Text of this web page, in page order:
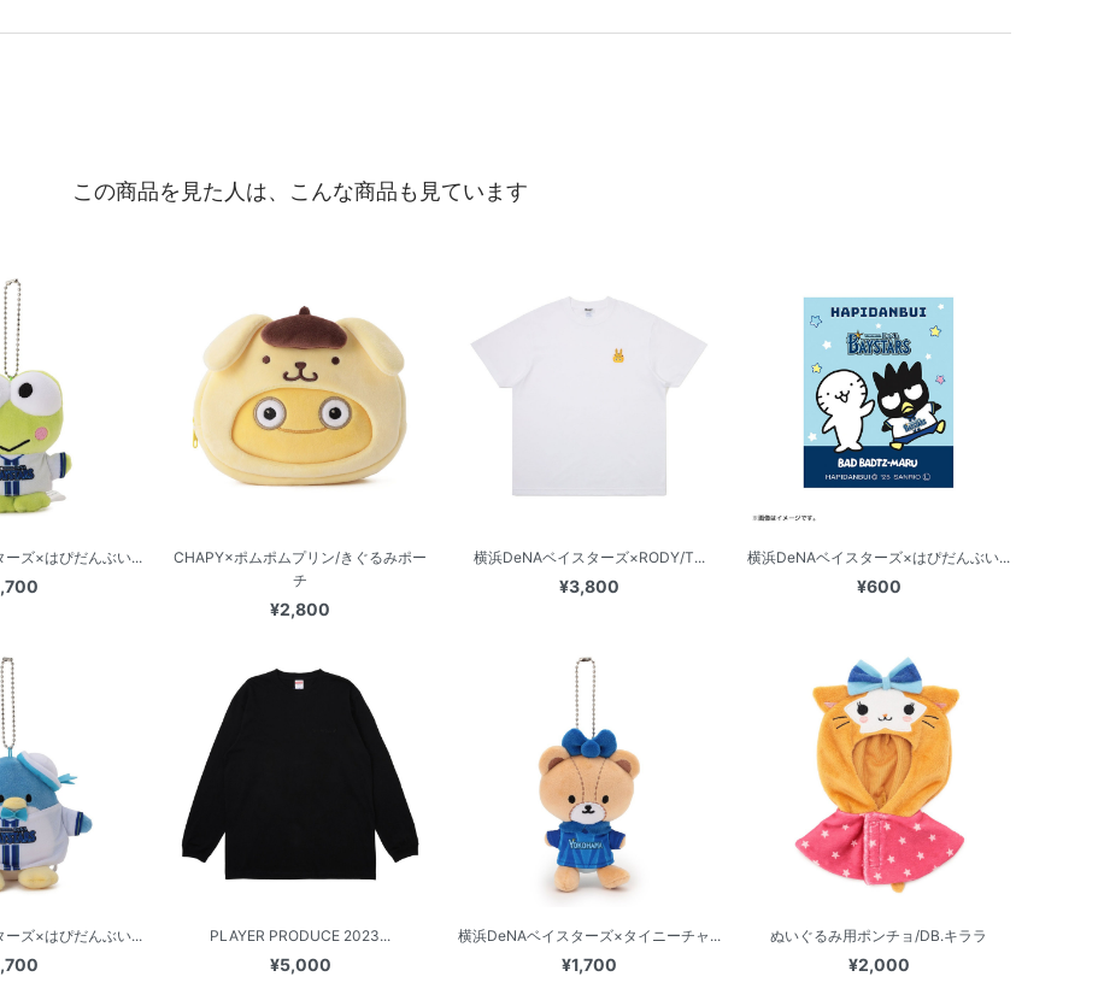
この商品を見た人は、こんな商品も見ています
ズ×はぴだんぶい...
CHAPY×ポムポムプリン/きぐるみポー
チ
¥2,800
横浜DeNAベイスターズ×RODY/T...
¥3,800
横浜DeNAベイスターズ×はぴだんぶい...
¥600
ズ×はぴだんぶい... PLAYER PRODUCE 2023...
¥5,000
横浜DeNAベイスターズ×タイニーチャ...
¥1,700
ぬいぐるみ用ポンチョ/DB.キララ
¥2,000